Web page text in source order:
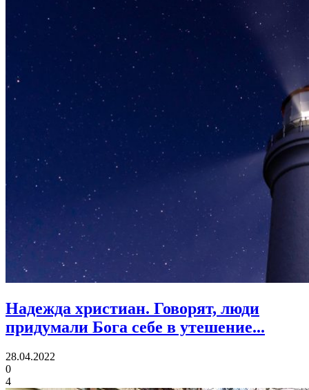
Надежда христиан. Говорят, люди
придумали Бога себе в утешение...
28.04.2022
0
4